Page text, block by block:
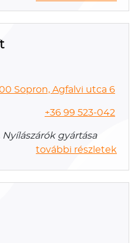
Sopron, Agfalvi utca 6
+36 99 523-042
gyártása
további részletek